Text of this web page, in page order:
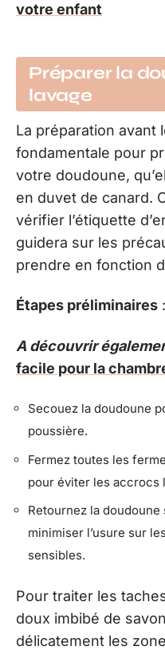
votre enfant
Préparer la
lavage
La préparation avant
fondamentale pour
votre doudoune,
en duvet de canard.
vérifier l’étiquette
guidera sur les
prendre en fonction
Étapes préliminaires :
A découvrir
facile pour la
Secouez la doudoune
poussière.
Fermez toutes les
pour éviter les accrocs
Retournez la doudoune
minimiser l’usure sur
sensibles.
Pour traiter les
doux imbibé de
délicatement les